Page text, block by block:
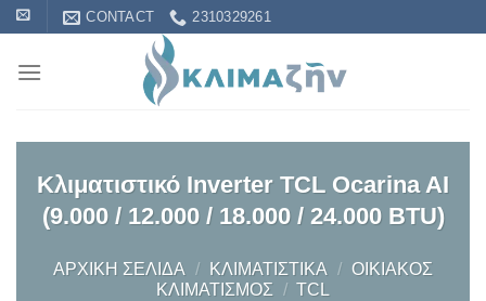
Skip
to
content
CONTACT 2310329261
Κλιματιστικό Inverter TCL Ocarina AI
(9.000 / 12.000 / 18.000 / 24.000 BTU)
ΑΡΧΙΚΉ ΣΕΛΊΔΑ / KΛΙΜΑΤΙΣΤΙΚΆ / OΙΚΙΑΚΌΣ
ΚΛΙΜΑΤΙΣΜΌΣ / TCL